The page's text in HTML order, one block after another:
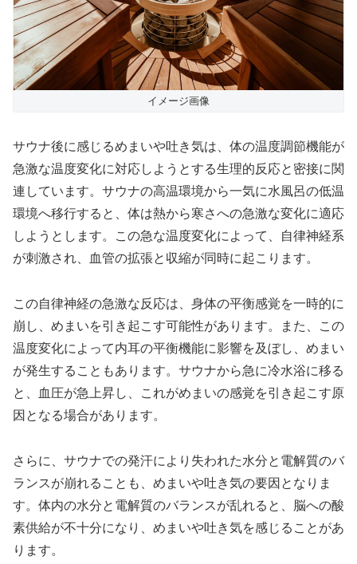
イメージ画像
サウナ後に感じるめまいや吐き気は、体の温度調節機能が
急激な温度変化に対応しようとする生理的反応と密接に関
連しています。サウナの高温環境から一気に水風呂の低温
環境へ移行すると、体は熱から寒さへの急激な変化に適応
しようとします。この急な温度変化によって、自律神経系
が刺激され、血管の拡張と収縮が同時に起こります。
この自律神経の急激な反応は、身体の平衡感覚を一時的に
崩し、めまいを引き起こす可能性があります。また、この
温度変化によって内耳の平衡機能に影響を及ぼし、めまい
が発生することもあります。サウナから急に冷水浴に移る
と、血圧が急上昇し、これがめまいの感覚を引き起こす原
因となる場合があります。
さらに、サウナでの発汗により失われた水分と電解質のバ
ランスが崩れることも、めまいや吐き気の要因となりま
す。体内の水分と電解質のバランスが乱れると、脳への酸
素供給が不十分になり、めまいや吐き気を感じることがあ
ります。